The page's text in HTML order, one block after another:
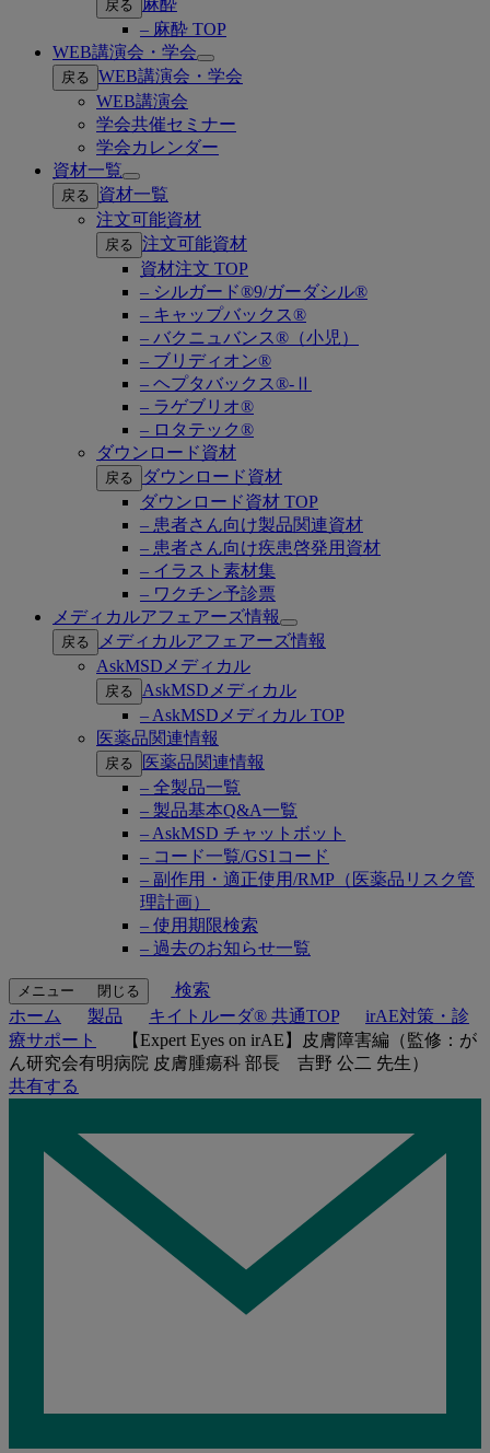
戻る
麻酔
– 麻酔 TOP
WEB講演会・学会
Open
submenu
戻る WEB講演会・学会
WEB講演会
学会共催セミナー
学会カレンダー
資材一覧
Open
submenu
戻る
資材一覧
注文可能資材
戻る 注文可能資材
資材注文 TOP
– シルガード®9/ガーダシル®
– キャップバックス®
– バクニュバンス®（小児）
– ブリディオン®
– ヘプタバックス®-Ⅱ
– ラゲブリオ®
– ロタテック®
ダウンロード資材
戻る
ダウンロード資材
ダウンロード資材 TOP
– 患者さん向け製品関連資材
– 患者さん向け疾患啓発用資材
– イラスト素材集
– ワクチン予診票
メディカルアフェアーズ情報
Open
submenu
戻る
メディカルアフェアーズ情報
AskMSDメディカル
戻る
AskMSDメディカル
– AskMSDメディカル TOP
医薬品関連情報
戻る
医薬品関連情報
– 全製品一覧
– 製品基本Q&A一覧
– AskMSD チャットボット
– コード一覧/GS1コード
– 副作用・適正使用/RMP（医薬品リスク管
理計画）
– 使用期限検索
– 過去のお知らせ一覧
メニュー 閉じる
検索
ホーム
製品 キイトルーダ® 共通TOP
irAE対策・診
療サポート
【Expert Eyes on irAE】皮膚障害編（監修：が
ん研究会有明病院 皮膚腫瘍科 部長 吉野 公二 先生）
共有する